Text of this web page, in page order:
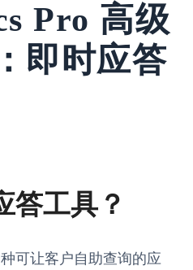
Pro 高级
即时应答
答工具？
可让客户自助查询的应